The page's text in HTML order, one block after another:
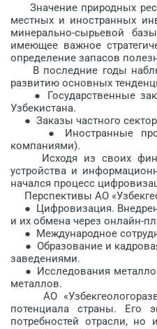
Значение природных
местных и иностранных
минерально-сырьевой
имеющее важное
определение запасов
В последние годы
развитию основных
● Государственные
Узбекистана.
● Заказы частного
● Иностранные
компаниями).
Исходя из своих
устройства и
начался процесс
Перспективы АО
● Цифровизация.
и их обмена через онлайн-
● Международное
● Образование и
заведениями.
● Исследования
металлов.
АО
потенциала страны. Его
потребностей отрасли,